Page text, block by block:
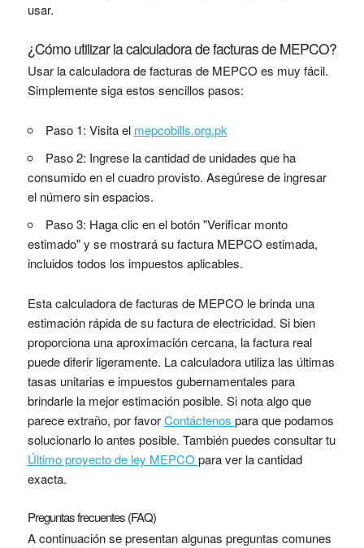
usar.
¿Cómo utilizar la calculadora de facturas de MEPCO?
Usar la calculadora de facturas de MEPCO es muy fácil.
Simplemente siga estos sencillos pasos:
Paso 1: Visita el mepcobills.org.pk
Paso 2: Ingrese la cantidad de unidades que ha
consumido en el cuadro provisto. Asegúrese de ingresar
el número sin espacios.
Paso 3: Haga clic en el botón "Verificar monto
estimado" y se mostrará su factura MEPCO estimada,
incluidos todos los impuestos aplicables.
Esta calculadora de facturas de MEPCO le brinda una
estimación rápida de su factura de electricidad. Si bien
proporciona una aproximación cercana, la factura real
puede diferir ligeramente. La calculadora utiliza las últimas
tasas unitarias e impuestos gubernamentales para
brindarle la mejor estimación posible. Si nota algo que
parece extraño, por favorContáctenos para que podamos
solucionarlo lo antes posible. También puedes consultar tu
Último proyecto de ley MEPCO para ver la cantidad
exacta.
Preguntas frecuentes (FAQ)
A continuación se presentan algunas preguntas comunes